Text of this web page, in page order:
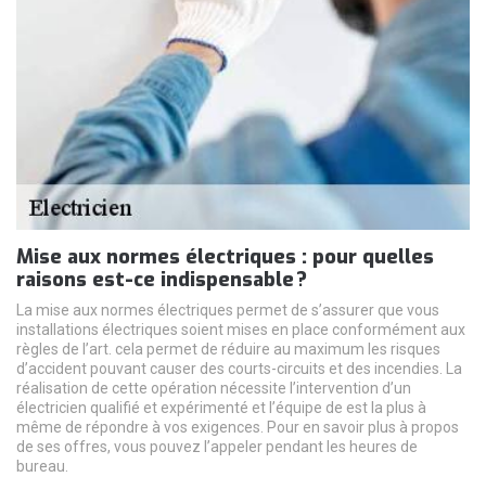
Mise aux normes électriques : pour quelles
raisons est-ce indispensable ?
La mise aux normes électriques permet de s’assurer que vous
installations électriques soient mises en place conformément aux
règles de l’art. cela permet de réduire au maximum les risques
d’accident pouvant causer des courts-circuits et des incendies. La
réalisation de cette opération nécessite l’intervention d’un
électricien qualifié et expérimenté et l’équipe de est la plus à
même de répondre à vos exigences. Pour en savoir plus à propos
de ses offres, vous pouvez l’appeler pendant les heures de
bureau.